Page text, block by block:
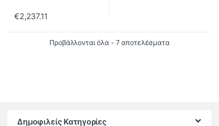
€2,237.11
Προβάλλονται όλα - 7 αποτελέσματα
Δημοφιλείς Κατηγορίες